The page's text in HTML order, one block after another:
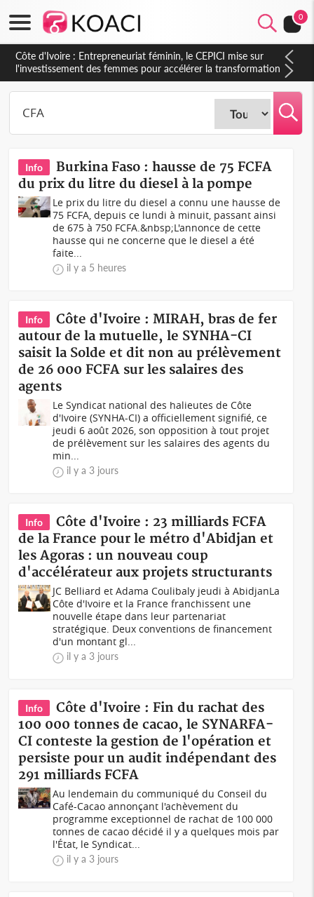
0
Côte d'Ivoire : Indépendance, le sous-préfet de Lobakuya
(Sassandra) relève des avancées importantes dans sa
circonscription
Info
Burkina Faso : hausse de 75 FCFA
du prix du litre du diesel à la pompe
Le prix du litre du diesel a connu une hausse de
75 FCFA, depuis ce lundi à minuit, passant ainsi
de 675 à 750 FCFA.&nbsp;L'annonce de cette
hausse qui ne concerne que le diesel a été
faite...
il y a 5 heures
Info
Côte d'Ivoire : MIRAH, bras de fer
autour de la mutuelle, le SYNHA-CI
saisit la Solde et dit non au prélèvement
de 26 000 FCFA sur les salaires des
agents
Le Syndicat national des halieutes de Côte
d'Ivoire (SYNHA-CI) a officiellement signifié, ce
jeudi 6 août 2026, son opposition à tout projet
de prélèvement sur les salaires des agents du
min...
il y a 3 jours
Info
Côte d'Ivoire : 23 milliards FCFA
de la France pour le métro d'Abidjan et
les Agoras : un nouveau coup
d'accélérateur aux projets structurants
JC Belliard et Adama Coulibaly jeudi à AbidjanLa
Côte d'Ivoire et la France franchissent une
nouvelle étape dans leur partenariat
stratégique. Deux conventions de financement
d'un montant gl...
il y a 3 jours
Info
Côte d'Ivoire : Fin du rachat des
100 000 tonnes de cacao, le SYNARFA-
CI conteste la gestion de l'opération et
persiste pour un audit indépendant des
291 milliards FCFA
Au lendemain du communiqué du Conseil du
Café-Cacao annonçant l'achèvement du
programme exceptionnel de rachat de 100 000
tonnes de cacao décidé il y a quelques mois par
l'État, le Syndicat...
il y a 3 jours